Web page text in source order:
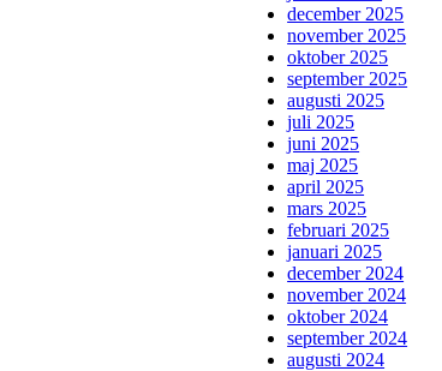
december 2025
november 2025
oktober 2025
september 2025
augusti 2025
juli 2025
juni 2025
maj 2025
april 2025
mars 2025
februari 2025
januari 2025
december 2024
november 2024
oktober 2024
september 2024
augusti 2024